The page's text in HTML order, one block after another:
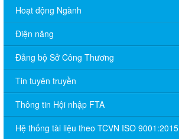
Hoạt động Ngành
Điện năng
Đảng bộ Sở Công Thương
Tin tuyên truyền
Thông tin Hội nhập FTA
Hệ thống tài liệu theo TCVN ISO 9001:2015